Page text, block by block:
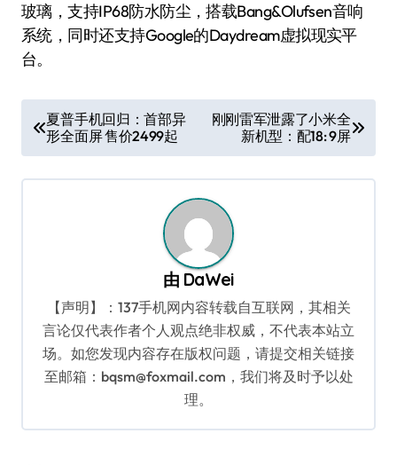
玻璃，支持IP68防水防尘，搭载Bang&Olufsen音响
系统，同时还支持Google的Daydream虚拟现实平
台。
章
导
夏普手机回归：首部异
形全面屏 售价2499起
刚刚雷军泄露了小米全
新机型：配18: 9屏
由 DaWei
【声明】：137手机网内容转载自互联网，其相关
言论仅代表作者个人观点绝非权威，不代表本站立
场。如您发现内容存在版权问题，请提交相关链接
至邮箱：bqsm@foxmail.com，我们将及时予以处
理。